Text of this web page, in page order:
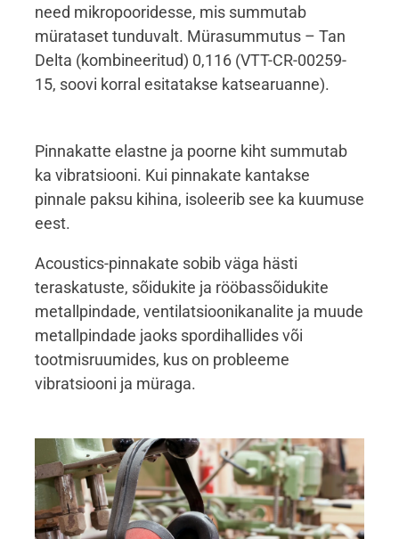
need mikropooridesse, mis summutab
mürataset tunduvalt. Mürasummutus – Tan
Delta (kombineeritud) 0,116 (VTT-CR-00259-
15, soovi korral esitatakse katsearuanne).
Pinnakatte elastne ja poorne kiht summutab
ka vibratsiooni. Kui pinnakate kantakse
pinnale paksu kihina, isoleerib see ka kuumuse
eest.
Acoustics-pinnakate sobib väga hästi
teraskatuste, sõidukite ja rööbassõidukite
metallpindade, ventilatsioonikanalite ja muude
metallpindade jaoks spordihallides või
tootmisruumides, kus on probleeme
vibratsiooni ja müraga.